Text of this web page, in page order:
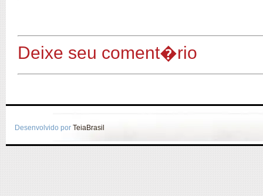
Deixe seu coment�rio
Desenvolvido por TeiaBrasil